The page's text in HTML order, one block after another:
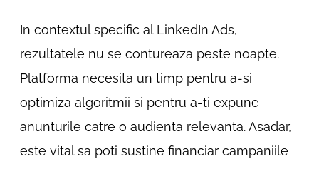
In contextul specific al LinkedIn Ads,
rezultatele nu se contureaza peste noapte.
Platforma necesita un timp pentru a-si
optimiza algoritmii si pentru a-ti expune
anunturile catre o audienta relevanta. Asadar,
este vital sa poti sustine financiar campaniile